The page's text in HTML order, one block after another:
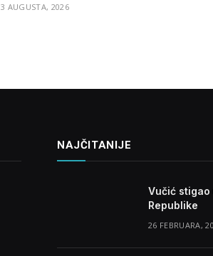
3 AUGUSTA, 2026
NAJČITANIJE
Vučić stigao
Republike
26 FEBRUARA,